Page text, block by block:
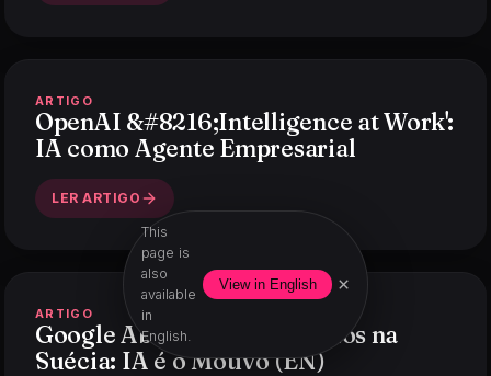
This
page is
also
available
in
English.
View in English ×
ARTIGO
OpenAI &#8216;Intelligence at Work':
IA como Agente Empresarial
LER ARTIGO
ARTIGO
Google Abre Centro de Dados na
Suécia: IA é o Motivo (EN)